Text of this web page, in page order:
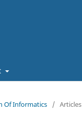
Of Informatics / Articles